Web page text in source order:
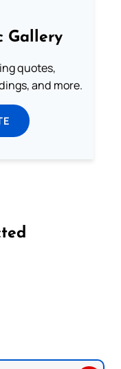
Gallery
quotes,
and more.